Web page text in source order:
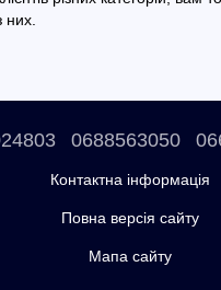
них.
0688563050
Контактна інформація
Повна версія сайту
Мапа сайту